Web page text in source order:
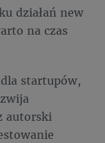
działań new
na czas
startupów,
autorski